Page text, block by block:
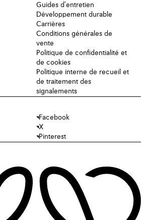
Guides d'entretien
Développement durable
Carrières
Conditions générales de
vente
Politique de confidentialité et
de cookies
Politique interne de recueil et
de traitement des
signalements
Facebook
X
Pinterest